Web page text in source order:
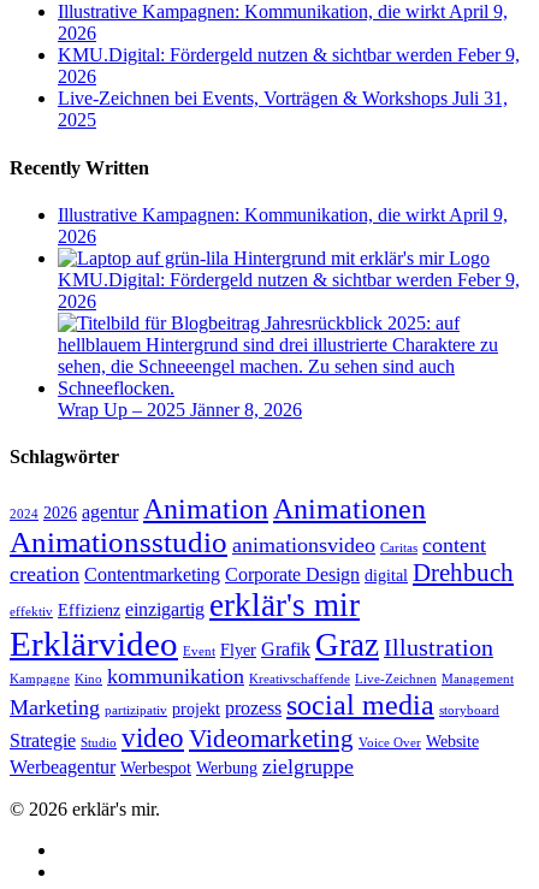
Illustrative Kampagnen: Kommunikation, die wirkt April 9,
2026
KMU.Digital: Fördergeld nutzen & sichtbar werden Feber 9,
2026
Live-Zeichnen bei Events, Vorträgen & Workshops Juli 31,
2025
Recently Written
Illustrative Kampagnen: Kommunikation, die wirkt April 9,
2026
KMU.Digital: Fördergeld nutzen & sichtbar werden Feber 9,
2026
Wrap Up – 2025 Jänner 8, 2026
Schlagwörter
2024 2026 agentur AnimationAnimationen
Animationsstudio animationsvideo Caritas content
creation Contentmarketing Corporate Design digital Drehbuch
effektiv Effizienz einzigartig erklär's mir
Erklärvideo Event Flyer Grafik GrazIllustration
Kampagne Kino kommunikation Kreativschaffende Live-Zeichnen Management
Marketing partizipativ projekt prozess social media storyboard
Strategie Studio video Videomarketing Voice Over Website
Werbeagentur Werbespot Werbung zielgruppe
© 2026 erklär's mir.